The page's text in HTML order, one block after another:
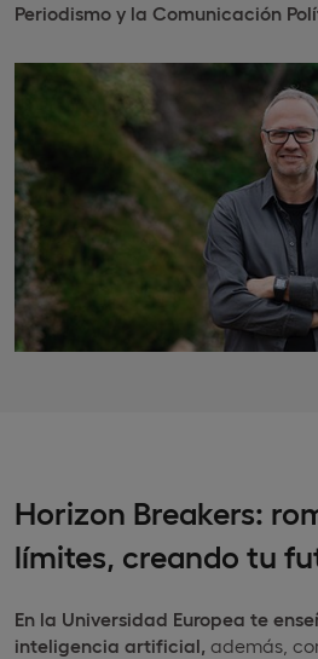
Periodismo y la Comunicación
Horizon Breakers:
límites, creando tu
En la Universidad Europea te
inteligencia artificial, además,